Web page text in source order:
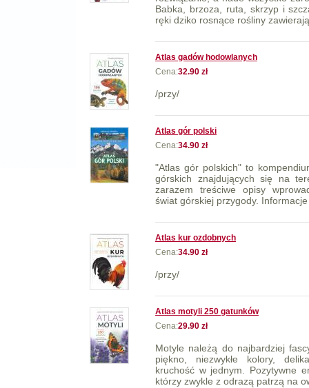
Babka, brzoza, ruta, skrzyp i
ręki dziko rosnące rośliny
Atlas gadów hodowlanych
Cena:32.90 zł
/przy/
Atlas gór polski
Cena:34.90 zł
"Atlas gór polskich" to
górskich znajdujących się na
zarazem treściwe opisy
świat górskiej przygody.
Atlas kur ozdobnych
Cena:34.90 zł
/przy/
Atlas motyli 250 gatunków
Cena:29.90 zł
Motyle należą do najbardziej
piękno, niezwykłe kolory,
kruchość w jednym. Pozytywne
którzy zwykle z odrazą patrzą na